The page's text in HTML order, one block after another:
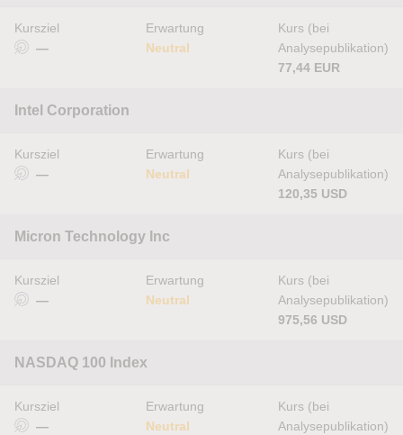
Kursziel
—
Erwartung
Neutral
Kurs (bei
Analysepublikation)
77,44 EUR
Intel Corporation
Kursziel
—
Erwartung
Neutral
Kurs (bei
Analysepublikation)
120,35 USD
Micron Technology Inc
Kursziel
—
Erwartung
Neutral
Kurs (bei
Analysepublikation)
975,56 USD
NASDAQ 100 Index
Kursziel
—
Erwartung
Neutral
Kurs (bei
Analysepublikation)